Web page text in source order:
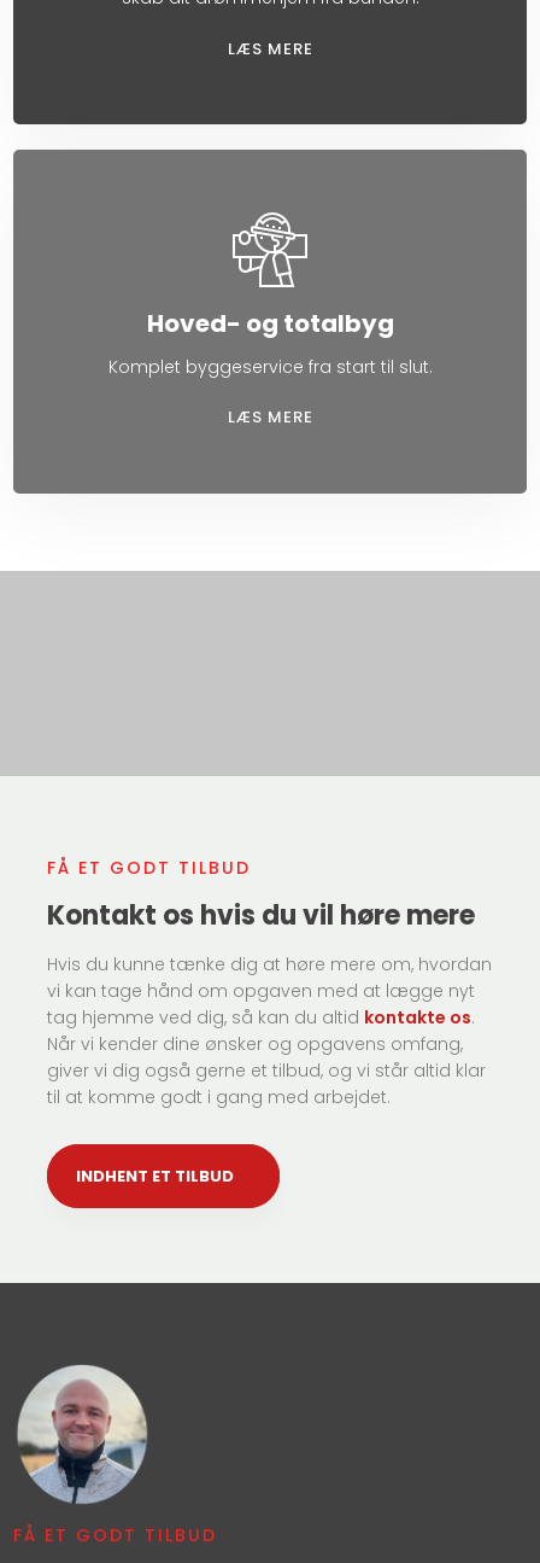
LÆS MERE​
Hoved- og totalbyg
Komplet byggeservice fra start til slut.
LÆS MERE​
FÅ ET GODT TILBUD
Kontakt os hvis du vil høre mere
Hvis du kunne tænke dig at høre mere om, hvordan
vi kan tage hånd om opgaven med at lægge nyt
tag hjemme ved dig, så kan du altid kontakte os.
Når vi kender dine ønsker og opgavens omfang,
giver vi dig også gerne et tilbud, og vi står altid klar
til at komme godt i gang med arbejdet.
INDHENT ET TILBUD
FÅ ET GODT TILBUD